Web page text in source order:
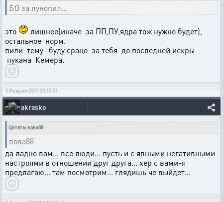
БО за лунопил...
это
лишнее(иначе за ПП,ПУ,ядра тож нужно будет),
остальное норм.
пили тему- буду срацо за тебя до последней искры
пукана Кемера.
5 Февраля 2017 20:10:06
akrasko
Цитата: вова88
вова88
да ладно вам... все люди... пусть и с явными негативными
настроями в отношении друг друга... хер с вами-я
предлагаю... там посмотрим... глядишь че выйдет...